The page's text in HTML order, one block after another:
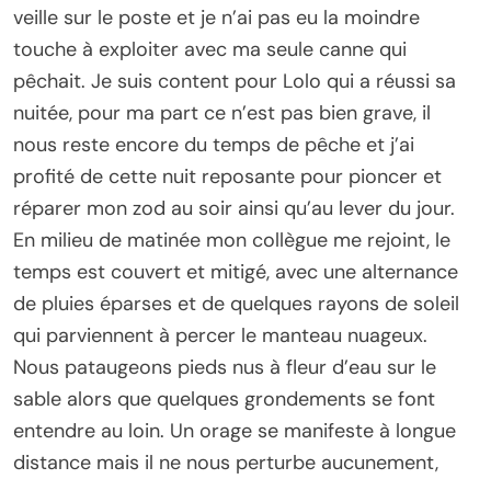
veille sur le poste et je n’ai pas eu la moindre
touche à exploiter avec ma seule canne qui
pêchait. Je suis content pour Lolo qui a réussi sa
nuitée, pour ma part ce n’est pas bien grave, il
nous reste encore du temps de pêche et j’ai
profité de cette nuit reposante pour pioncer et
réparer mon zod au soir ainsi qu’au lever du jour.
En milieu de matinée mon collègue me rejoint, le
temps est couvert et mitigé, avec une alternance
de pluies éparses et de quelques rayons de soleil
qui parviennent à percer le manteau nuageux.
Nous pataugeons pieds nus à fleur d’eau sur le
sable alors que quelques grondements se font
entendre au loin. Un orage se manifeste à longue
distance mais il ne nous perturbe aucunement,